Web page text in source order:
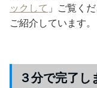
ックして 」ご覧く
ご紹介しています。
３分で完了